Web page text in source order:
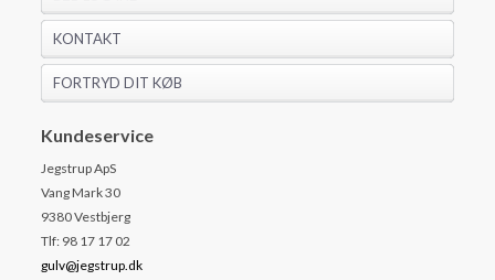
KONTAKT
FORTRYD DIT KØB
Kundeservice
Jegstrup ApS
Vang Mark 30
9380 Vestbjerg
Tlf: 98 17 17 02
gulv@jegstrup.dk